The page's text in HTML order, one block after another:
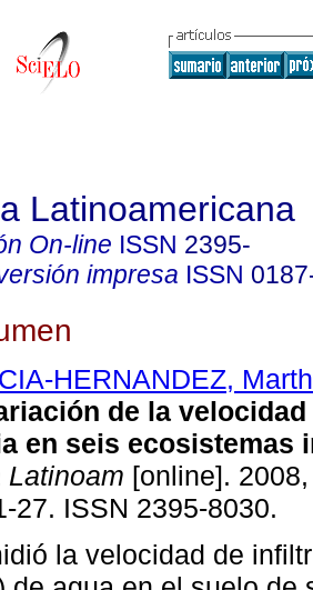
Latinoamericana
On-line ISSN 2395-
impresa ISSN
HERNANDEZ,
de la
en seis ecosistemas
Latinoam [online].
27. ISSN 2395-8030.
la velocidad de